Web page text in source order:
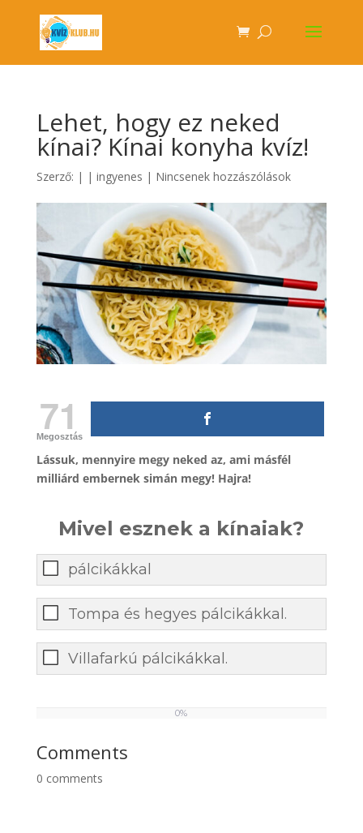
Lehet, hogy ez neked
kínai? Kínai konyha kvíz!
Szerző: | | ingyenes | Nincsenek hozzászólások
71
Megosztás
Lássuk, mennyire megy neked az, ami másfél
milliárd embernek simán megy! Hajra!
Mivel esznek a kínaiak?
pálcikákkal
Tompa és hegyes pálcikákkal.
Villafarkú pálcikákkal.
0%
Comments
0 comments